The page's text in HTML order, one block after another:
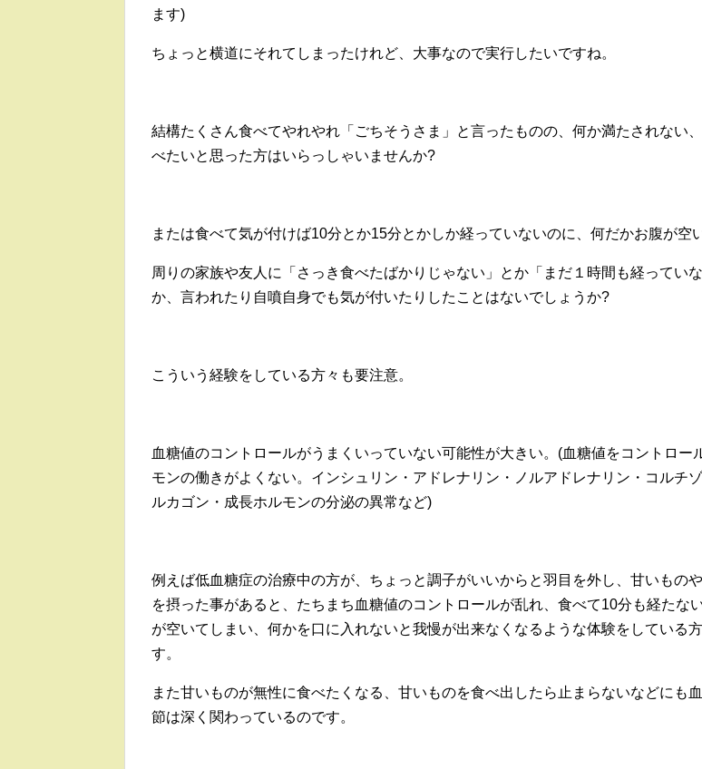
ます)
ちょっと横道にそれてしまったけれど、大事なので実行したいですね。
結構たくさん食べてやれやれ「ごちそうさま」と言ったものの、何か満たされない
べたいと思った方はいらっしゃいませんか?
または食べて気が付けば10分とか15分とかしか経っていないのに、何だかお腹が空
周りの家族や友人に「さっき食べたばかりじゃない」とか「まだ１時間も経ってい
か、言われたり自噴自身でも気が付いたりしたことはないでしょうか?
こういう経験をしている方々も要注意。
血糖値のコントロールがうまくいっていない可能性が大きい。(血糖値をコントロー
モンの働きがよくない。インシュリン・アドレナリン・ノルアドレナリン・コルチ
ルカゴン・成長ホルモンの分泌の異常など)
例えば低血糖症の治療中の方が、ちょっと調子がいいからと羽目を外し、甘いもの
を摂った事があると、たちまち血糖値のコントロールが乱れ、食べて10分も経たな
が空いてしまい、何かを口に入れないと我慢が出来なくなるような体験をしている
す。
また甘いものが無性に食べたくなる、甘いものを食べ出したら止まらないなどにも
節は深く関わっているのです。